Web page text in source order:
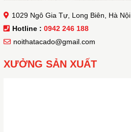
1029 Ngô Gia Tự, Long Biên, Hà Nội
Hotline : 0942 246 188
noithatacado@gmail.com
XƯỞNG SẢN XUẤT